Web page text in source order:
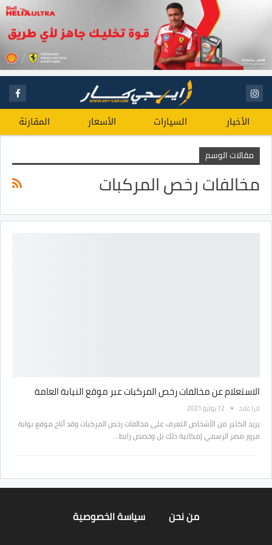
الأخبار السيارات الأسعار المقارنة
مقالات الوسم
مخالفات رخص المركبات
الاستعلام عن مخالفات رخص المركبات عبر موقع النيابة العامة
لارا عابد 12 يوليو 2021
يريد الكثير من الأشخاص التعرف على مخالفات رخص المركبات وقد أتاح موقع بوابة
مرور مصر الرسمي إمكانية ذلك بل وخصص رابط…
من نحن سياسة الخصوصية